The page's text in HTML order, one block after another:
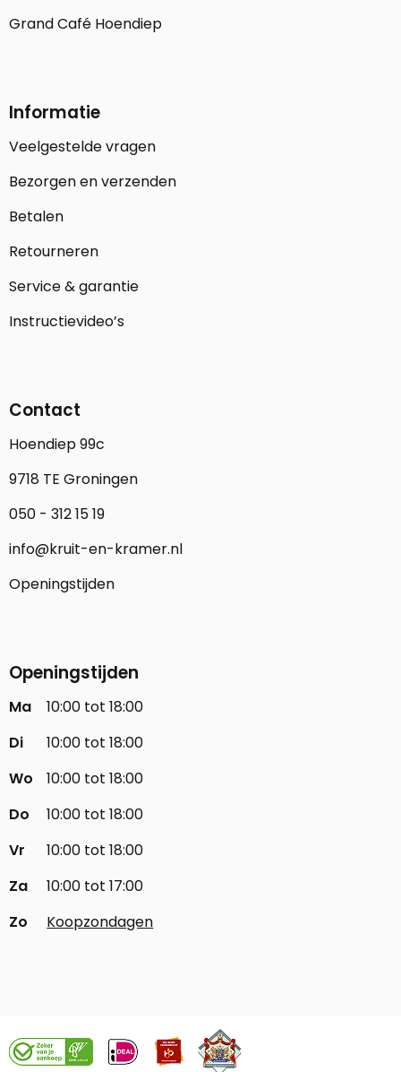
Grand Café Hoendiep
Informatie
Veelgestelde vragen
Bezorgen en verzenden
Betalen
Retourneren
Service & garantie
Instructievideo’s
Contact
Hoendiep 99c
9718 TE Groningen
050 - 312 15 19
info@kruit-en-kramer.nl
Openingstijden
Openingstijden
Ma
10:00 tot 18:00
Di
10:00 tot 18:00
Wo
10:00 tot 18:00
Do
10:00 tot 18:00
Vr
10:00 tot 18:00
Za
10:00 tot 17:00
Zo
Koopzondagen